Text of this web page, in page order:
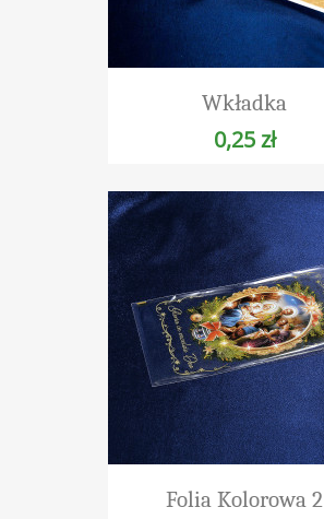
Wkładka
0,25 zł
Folia Kolorowa 2